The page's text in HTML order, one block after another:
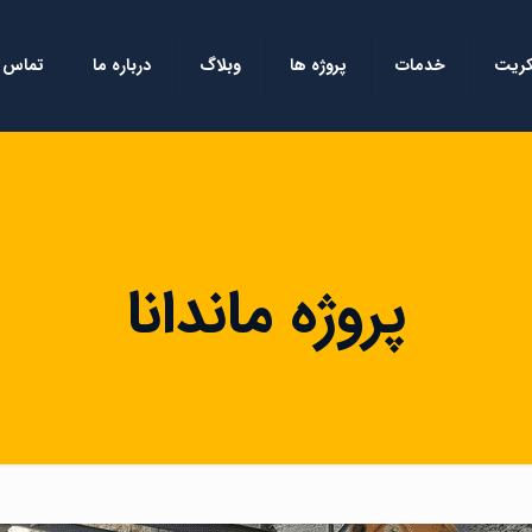
خدمات پروژه ها وبلاگ درباره ما تماس
پروژه ماندانا